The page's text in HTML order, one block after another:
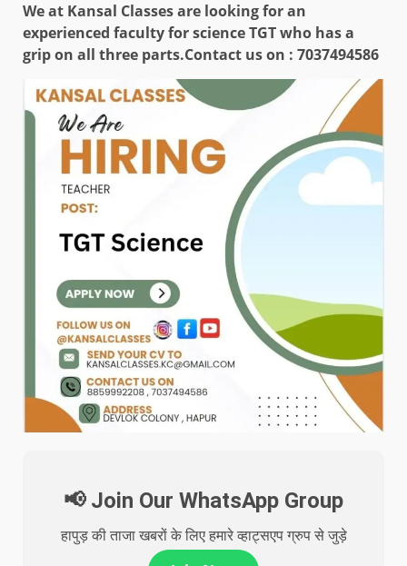
We at Kansal Classes are looking for an
experienced faculty for science TGT who has a
grip on all three parts.Contact us on : 7037494586
📢 Join Our WhatsApp Group
हापुड़ की ताजा खबरों के लिए हमारे व्हाट्सएप ग्रुप से जुड़े